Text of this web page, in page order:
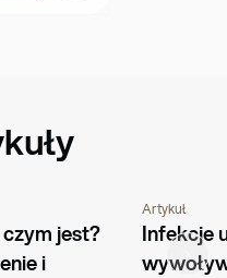
jest?
i
PORADNIK
Artykuł
Infekcje